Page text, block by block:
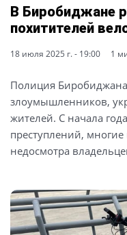
В Биробиджане
похитителей
18 июля 2025 г. - 19:00 1
Полиция
злоумышленников,
жителей. С начала
преступлений,
недосмотра